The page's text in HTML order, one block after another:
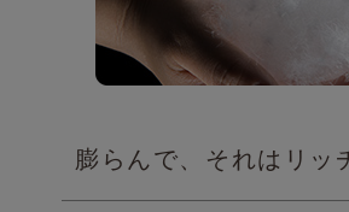
膨らんで、それはリッ